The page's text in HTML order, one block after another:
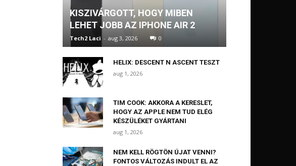
KISZIVÁRGOTT, HOGY MIBEN
LEHET JOBB AZ IPHONE AIR 2
Tech2 Laci - aug 3, 2026 0
HELIX: DESCENT N ASCENT TESZT
aug 1, 2026
TIM COOK: AKKORA A KERESLET,
HOGY AZ APPLE NEM TUD ELÉG
KÉSZÜLÉKET GYÁRTANI
aug 1, 2026
NEM KELL RÖGTÖN ÚJAT VENNI?
FONTOS VÁLTOZÁS INDULT EL AZ